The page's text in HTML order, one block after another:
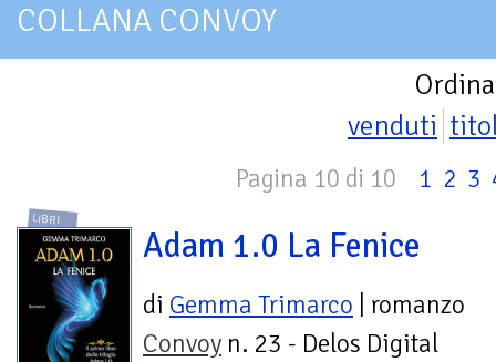
COLLANA CONVOY
venduti
Pagina 10 di 10 1 2 3
LIBRI
Adam 1.0 La Fenice
di Gemma Trimarco | romanzo
Convoy n. 23 - Delos Digital